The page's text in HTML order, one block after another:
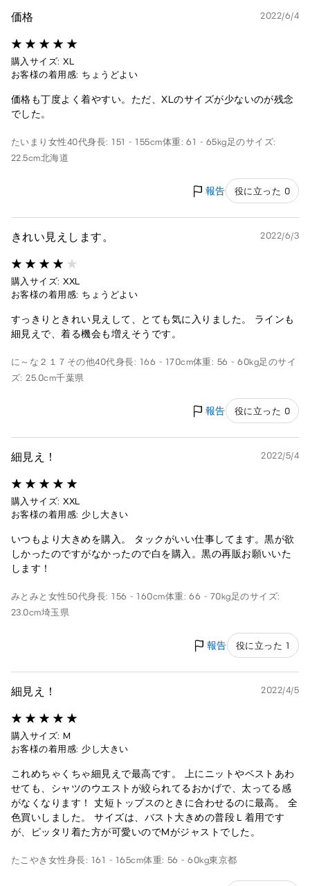
価格 2022/6/4
購入サイズ: XL
お客様の着用感: ちょうどよい
価格も丁度よく着やすい。ただ、XLのサイズが少ないのが残念
でした。
たいまり 女性40代身長: 151 - 155cm体重: 61 - 65kg足のサイズ:
22.5cm北海道
報告 役に立った 0
きれい見えします。 2022/6/3
購入サイズ: XXL
お客様の着用感: ちょうどよい
すっきりときれい見えして、とても気に入りました。 ラインも
細見えで、着る機会も増えそうです。
に～な２１７ その他40代身長: 166 - 170cm体重: 56 - 60kg足のサイ
ズ: 25.0cm千葉県
報告 役に立った 0
細見え！ 2022/5/4
購入サイズ: XXL
お客様の着用感: 少し大きい
いつもより大きめを購入。 タックがいい仕事してます。黒が欲
しかったのですがなかったので白を購入。黒の再販お願いいた
します！
みとみと 女性50代身長: 156 - 160cm体重: 66 - 70kg足のサイズ:
23.0cm埼玉県
報告 役に立った 1
細見え！ 2022/4/5
購入サイズ: M
お客様の着用感: 少し大きい
これめちゃくちゃ細見えで最高です。 上にニットやベストあわ
せても、シャツのウエストが絞られてるおかげで、太ってる感
がなくなります！ 丈短トップスのときに合わせるのに最高。 全
色買いしました。 サイズは、バスト大きめの普段Ｌ着用です
が、ピッタリ着た方が可愛いのでMがジャストでした。
たこやき 女性身長: 161 - 165cm体重: 56 - 60kg東京都